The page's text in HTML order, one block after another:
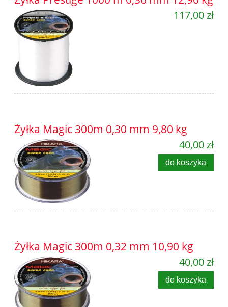
117,00 zł
Żyłka Magic 300m 0,30 mm 9,80 kg
40,00 zł
do koszyka
Żyłka Magic 300m 0,32 mm 10,90 kg
40,00 zł
do koszyka